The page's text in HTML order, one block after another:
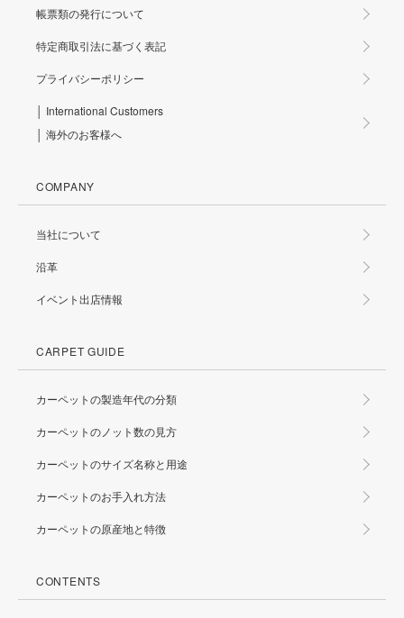
帳票類の発行について
特定商取引法に基づく表記
プライバシーポリシー
│ International Customers
│ 海外のお客様へ
COMPANY
当社について
沿革
イベント出店情報
CARPET GUIDE
カーペットの製造年代の分類
カーペットのノット数の見方
カーペットのサイズ名称と用途
カーペットのお手入れ方法
カーペットの原産地と特徴
CONTENTS